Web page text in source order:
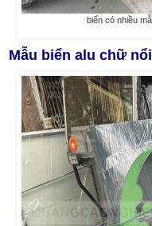
biển có nhiều
Mẫu biển alu chữ